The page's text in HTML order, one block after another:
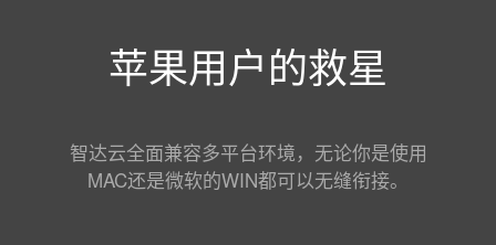
苹果用户的救星
智达云全面兼容多平台环境，无论你是使用
MAC还是微软的WIN都可以无缝衔接。